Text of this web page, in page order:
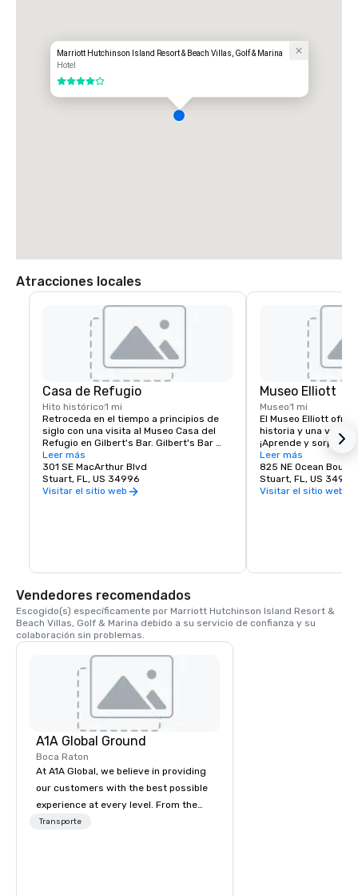
Marriott Hutchinson Island Resort & Beach Villas, Golf & Marina
Hotel
4 de 5
Atracciones locales
Casa de Refugio
Hito histórico1 mi
Retroceda en el tiempo a principios de
siglo con una visita al Museo Casa del
Refugio en Gilbert's Bar. Gilbert's Bar
House of Refuge, el edificio más antiguo
del condado de Martin, figura en el
Registro Nacional de Lugares Históricos
desde 1974.
Martin y figura en el Registro Nacional de
Leer más
301 SE MacArthur Blvd
Stuart, FL, US 34996
Visitar el sitio web
Museo Elliott
Museo1 mi
El Museo Elliott
historia y una
¡Aprende y
Histórica del
el Museo Elliott, un
local.
Leer más
825 NE Ocean
Stuart, FL, US 34996
Visitar el sitio web
Vendedores recomendados
Escogido(s) específicamente por Marriott Hutchinson Island Resort &
Beach Villas, Golf & Marina debido a su servicio de confianza y su
colaboración sin problemas.
A1A Global Ground
Boca Raton
At A1A Global, we believe in providing
our customers with the best possible
experience at every level. From the
very beginning of the reservation
Transporte